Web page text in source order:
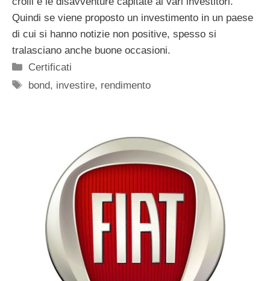
Quindi se viene proposto un investimento in un paese
di cui si hanno notizie non positive, spesso si
tralasciano anche buone occasioni.
Categorie
Certificati
Tag
bond, investire, rendimento